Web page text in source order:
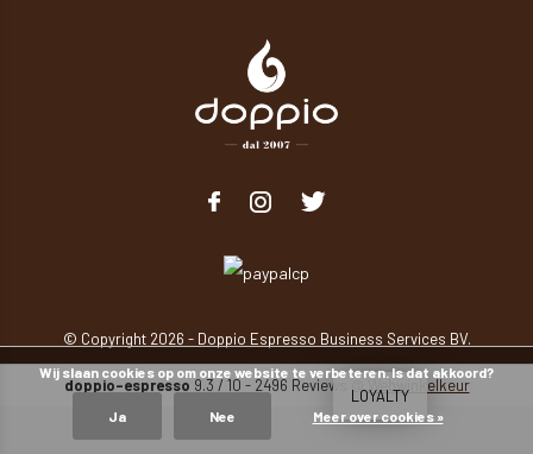
© Copyright 2026 - Doppio Espresso Business Services BV.
doppio-espresso 9.3 / 10 - 2496 Reviews @ Webwinkelkeur
Wij slaan cookies op om onze website te verbeteren. Is dat akkoord?
Ja Nee Meer over cookies »
LOYALTY